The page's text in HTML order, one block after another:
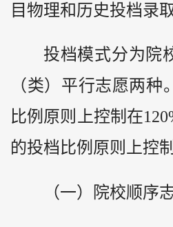
目物理和历史投档录取
投档模式分为院
（类）平行志愿两种
比例原则上控制在
的投档比例原则上控
（一）院校顺序